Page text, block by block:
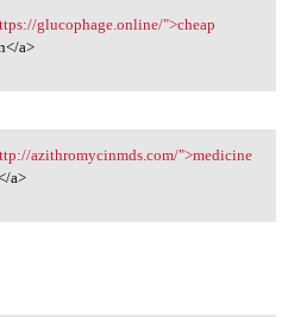
glucophage
glucophage.online/">cheap
a>
azithromycinmds.com/">medicine
a>